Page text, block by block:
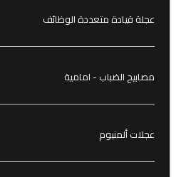
عجلة قيادة متعددة الوظائف
مصابيح الضباب - امامية
عجلات ألمنيوم